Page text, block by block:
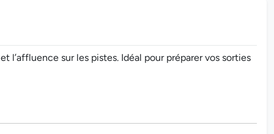
l’affluence sur les pistes. Idéal pour préparer vos sorties